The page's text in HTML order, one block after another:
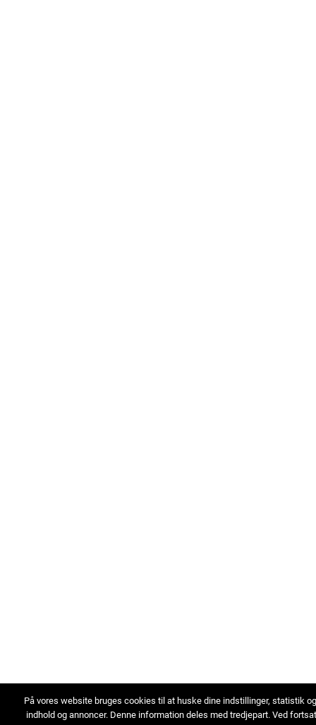
På vores website bruges cookies til at huske dine indstillinger, statistik
indhold og annoncer. Denne information deles med tredjepart. Ved